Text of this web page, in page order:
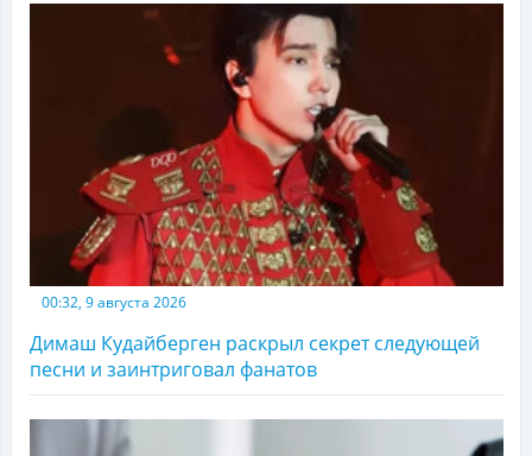
00:32, 9 августа 2026
Димаш Кудайберген раскрыл секрет следующей
песни и заинтриговал фанатов